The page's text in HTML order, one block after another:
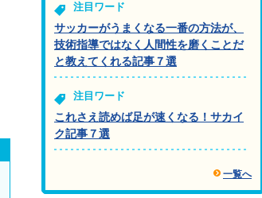
注目ワード
サッカーがうまくなる一番の方法が、
技術指導ではなく人間性を磨くことだ
と教えてくれる記事７選
注目ワード
これさえ読めば足が速くなる！サカイ
ク記事７選
一覧へ